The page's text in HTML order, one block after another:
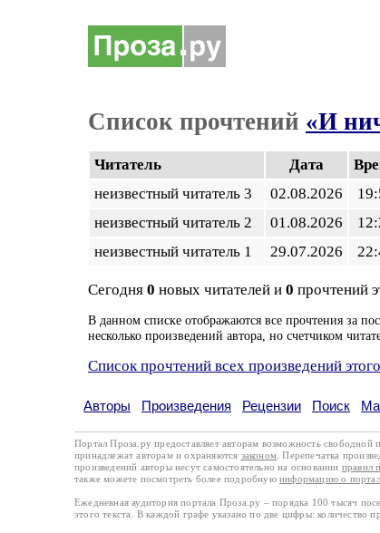
Список прочтений «И
Читатель Дата
неизвестный читатель 3
02.08.2026
неизвестный читатель 2
01.08.2026
неизвестный читатель 1
29.07.2026
Сегодня 0 новых читателей и 0 прочтений
В данном списке отображаются все прочтения за
несколько произведений автора, но счетчиком
Список прочтений всех произведений
Авторы Произведения Рецензии Поиск
Портал Проза.ру предоставляет авторам возможность
принадлежат авторам и охраняются законом . Перепечатка
произведений авторы несут самостоятельно на основании правил
также можете посмотреть более подробную информацию о
Ежедневная аудитория портала Проза.ру – порядка 100 тысяч
этого текста. В каждой графе указано по две цифры: количество